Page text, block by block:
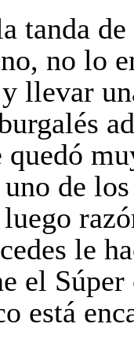
tanda
no lo
llevar
quedó
de
le
el
está